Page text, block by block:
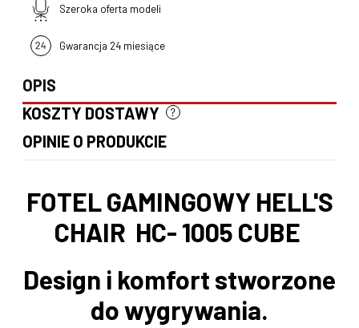
Szeroka oferta modeli
Gwarancja 24 miesiące
OPIS
KOSZTY DOSTAWY
OPINIE O PRODUKCIE
FOTEL GAMINGOWY HELL'S
CHAIR HC- 1005 CUBE
Design i komfort stworzone
do wygrywania.